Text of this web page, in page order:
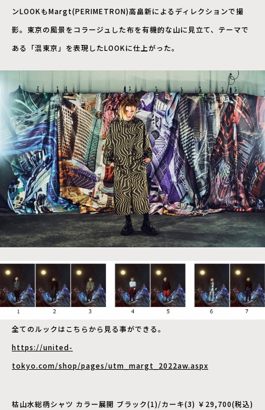
ンLOOKもMargt(PERIMETRON)高畠新によるディレクションで撮
影。東京の風景をコラージュした布を有機的な山に見立て、テーマで
ある「混東京」を表現したLOOKに仕上がった。
全てのルックはこちらから見る事ができる。
https://united-
tokyo.com/shop/pages/utm_margt_2022aw.aspx
枯山水総柄シャツ カラー展開 ブラック(1)/カーキ(3) ￥29,700(税込)